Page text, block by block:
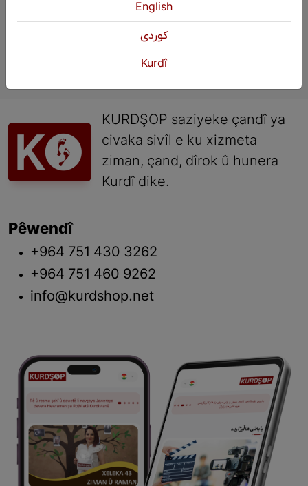
KURDŞOP saziyeke çandî ya
civaka sivîl e ku xizmeta
ziman, çand, dîrok û hunera
Kurdî dike.
Pêwendî
+964 751 430 3262
+964 751 460 9262
info@kurdshop.net
English
كوردی
Kurdî